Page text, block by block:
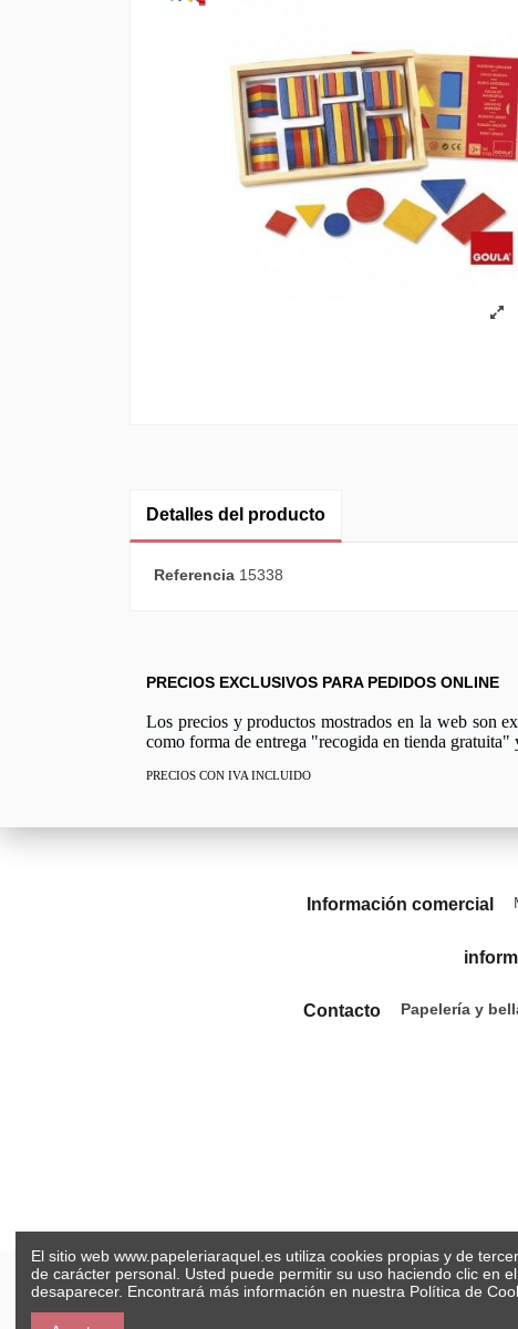
Detalles del producto
Referencia 15338
PRECIOS EXCLUSIVOS PARA PEDIDOS ONLINE
Los precios y productos mostrados en la web son
como forma de entrega "recogida en tienda
PRECIOS CON IVA INCLUIDO
Información comercial
Contacto Papelería y
El sitio web www.papeleriaraquel.es utiliza cookies propias y de
de carácter personal. Usted puede permitir su uso haciendo clic en
desaparecer. Encontrará más información en nuestra Política de